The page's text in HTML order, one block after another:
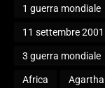
1 guerra mondiale
11 settembre 2001
3 guerra mondiale
Africa Agartha